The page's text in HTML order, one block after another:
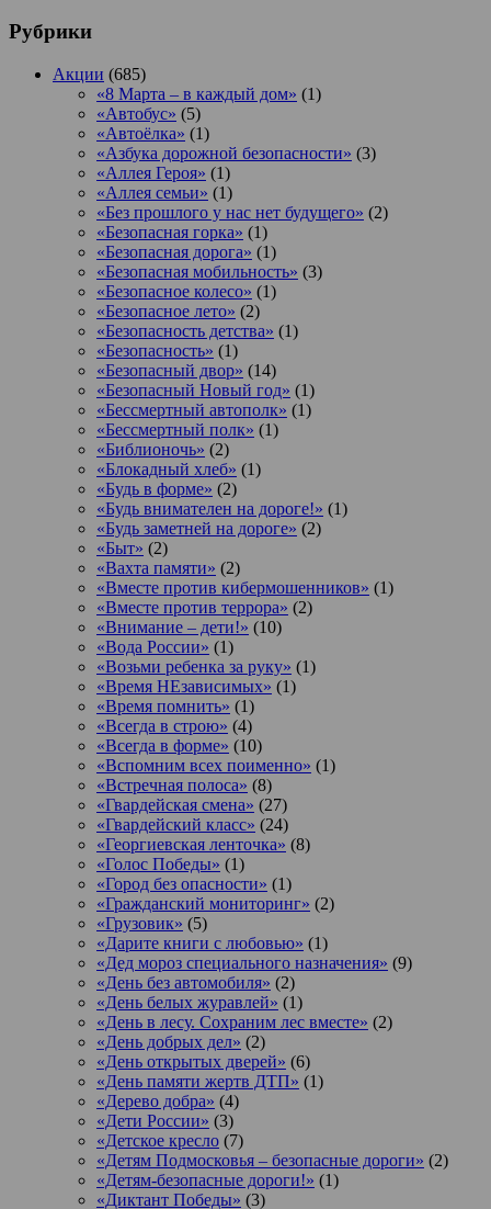
Рубрики
Акции (685)
«8 Марта – в каждый дом» (1)
«Автобус» (5)
«Автоёлка» (1)
«Азбука дорожной безопасности» (3)
«Аллея Героя» (1)
«Аллея семьи» (1)
«Без прошлого у нас нет будущего» (2)
«Безопасная горка» (1)
«Безопасная дорога» (1)
«Безопасная мобильность» (3)
«Безопасное колесо» (1)
«Безопасное лето» (2)
«Безопасность детства» (1)
«Безопасность» (1)
«Безопасный двор» (14)
«Безопасный Новый год» (1)
«Бессмертный автополк» (1)
«Бессмертный полк» (1)
«Библионочь» (2)
«Блокадный хлеб» (1)
«Будь в форме» (2)
«Будь внимателен на дороге!» (1)
«Будь заметней на дороге» (2)
«Быт» (2)
«Вахта памяти» (2)
«Вместе против кибермошенников» (1)
«Вместе против террора» (2)
«Внимание – дети!» (10)
«Вода России» (1)
«Возьми ребенка за руку» (1)
«Время НЕзависимых» (1)
«Время помнить» (1)
«Всегда в строю» (4)
«Всегда в форме» (10)
«Вспомним всех поименно» (1)
«Встречная полоса» (8)
«Гвардейская смена» (27)
«Гвардейский класс» (24)
«Георгиевская ленточка» (8)
«Голос Победы» (1)
«Город без опасности» (1)
«Гражданский мониторинг» (2)
«Грузовик» (5)
«Дарите книги с любовью» (1)
«Дед мороз специального назначения» (9)
«День без автомобиля» (2)
«День белых журавлей» (1)
«День в лесу. Сохраним лес вместе» (2)
«День добрых дел» (2)
«День открытых дверей» (6)
«День памяти жертв ДТП» (1)
«Дерево добра» (4)
«Дети России» (3)
«Детское кресло (7)
«Детям Подмосковья – безопасные дороги» (2)
«Детям-безопасные дороги!» (1)
«Диктант Победы» (3)